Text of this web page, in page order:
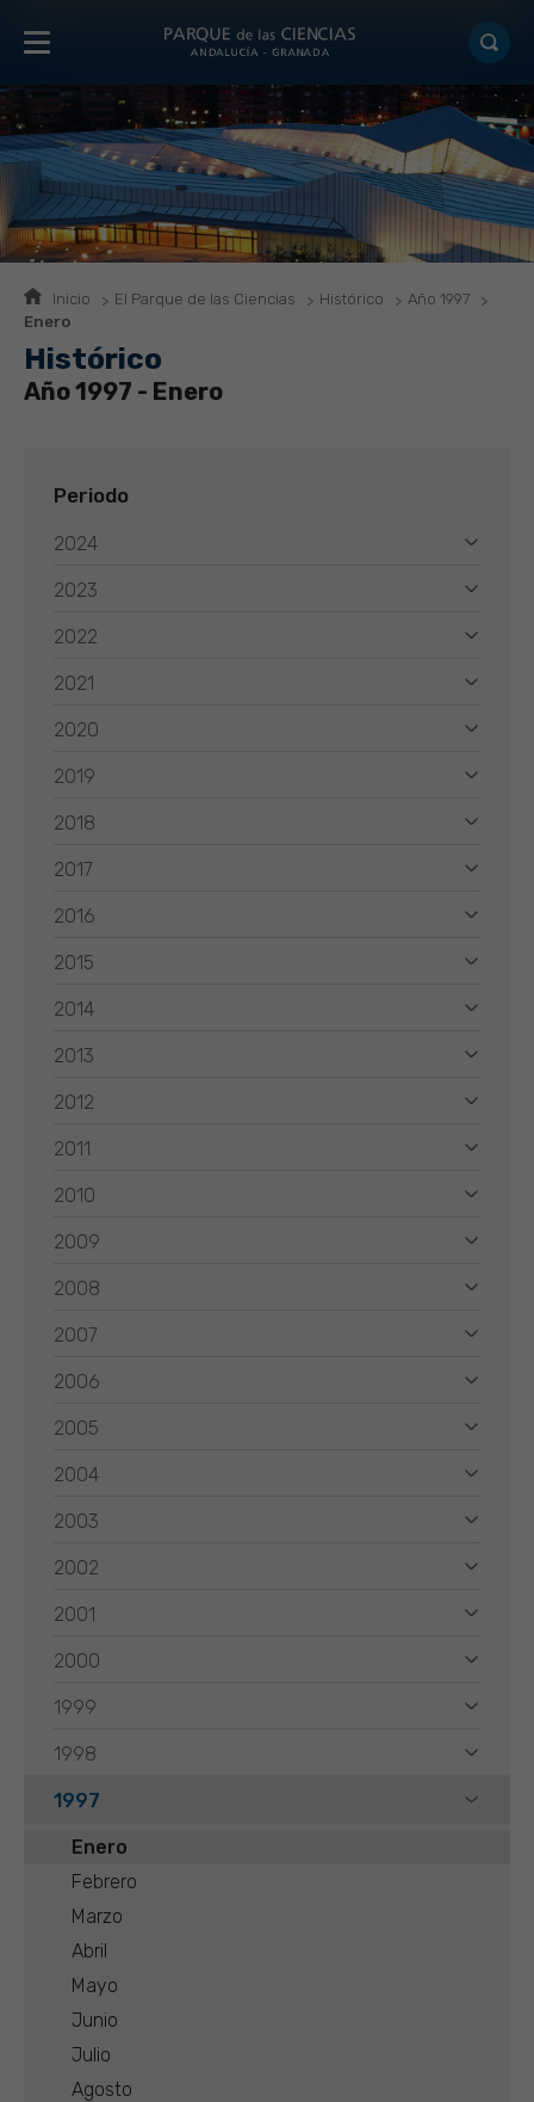
Inicio El Parque de las Ciencias Histórico
Año 1997
Enero
Histórico
Año 1997 - Enero
Periodo
2024
2023
2022
2021
2020
2019
2018
2017
2016
2015
2014
2013
2012
2011
2010
2009
2008
2007
2006
2005
2004
2003
2002
2001
2000
1999
1998
1997
Enero
Febrero
Marzo
Abril
Mayo
Junio
Julio
Agosto